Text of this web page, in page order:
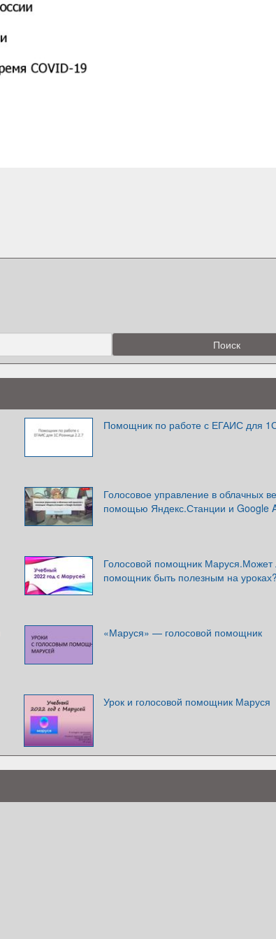
Помощник по работе с ЕГАИС для
Голосовое управление в облачных
помощью Яндекс.Станции и Google
Голосовой помощник Маруся.Может
помощник быть полезным на уроках?
«Маруся» — голосовой помощник
Урок и голосовой помощник Маруся